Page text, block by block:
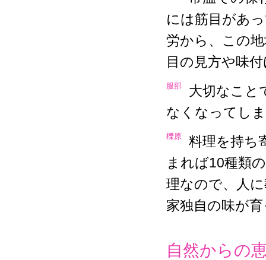
には筋目があ
労から、この
目の見方や味
服部
大切なこと
なくなってし
櫟原
料理を持ち
まれば10種類
理なので、人
家独自の味が
自然からの